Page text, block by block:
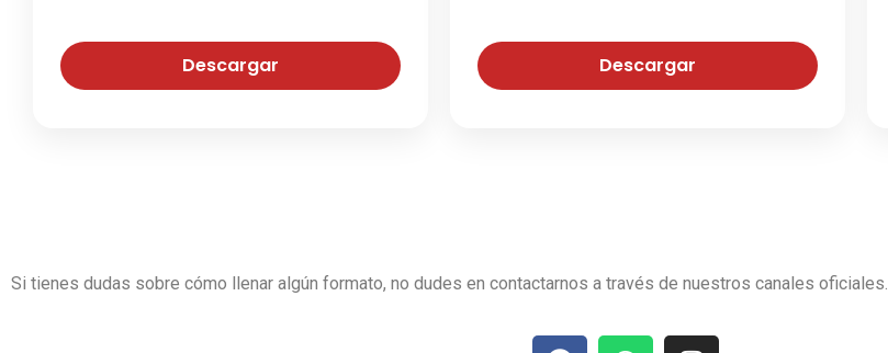
Descargar Descargar
Si tienes dudas sobre cómo llenar algún formato, no dudes en contactarnos a través de nuestros canales oficiales.